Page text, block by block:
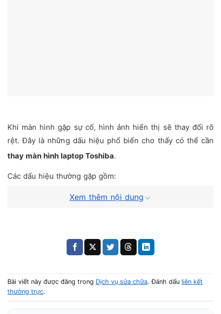
Khi màn hình gặp sự cố, hình ảnh hiển thị sẽ thay đổi rõ
rệt. Đây là những dấu hiệu phổ biến cho thấy có thể cần
thay màn hình laptop Toshiba.
Các dấu hiệu thường gặp gồm:
Màn hình bị bể hoặc nứt
Màn hình bị loang mực
Trong nhiều trường hợp, lỗi hiển thị xuất hiện khi panel
Xem thêm nội dung
Bài viết này được đăng trong Dịch vụ sửa chữa. Đánh dấu liên kết
thường trực.